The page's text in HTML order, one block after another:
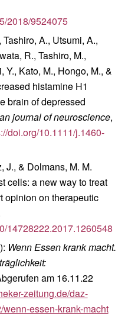
2018/9524075
A., Utsumi, A.,
R., Tashiro, M.,
Y., Kato, M., Hongo, M., &
histamine H1
brain of depressed
journal of neuroscience,
doi.org/10.1111/j.1460-
J., & Dolmans, M. M.
cells: a new way to treat
opinion on therapeutic
14728222.2017.1260548
Wenn Essen krank macht.
am 16.11.22
zeitung.de/daz-
essen-krank-macht